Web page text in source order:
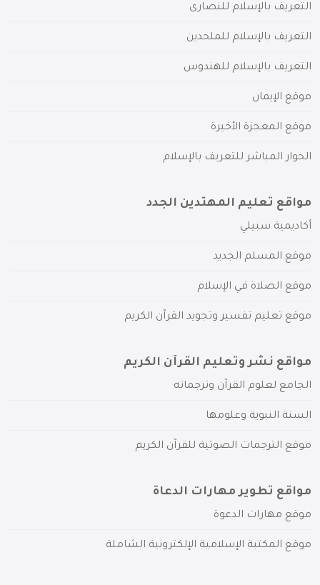
التعريف بالإسلام للنصارى
التعريف بالإسلام للملحدين
التعريف بالإسلام للهندوس
موقع الإيمان
موقع المعجزة الأخيرة
الحوار المباشر للتعريف بالإسلام
مواقع تعليم المهتدين الجدد
أكاديمية سبيلي
موقع المسلم الجديد
موقع الصلاة في الإسلام
موقع تعليم تفسير وتجويد القرآن الكريم
مواقع نشر وتعليم القرآن الكريم
الجامع لعلوم القرآن وترجماته
السنة النبوية وعلومها
موقع الترجمات الصوتية للقرآن الكريم
مواقع تطوير مهارات الدعاة
موقع مهارات الدعوة
موقع المكتبة الإسلامية الإلكترونية الشاملة